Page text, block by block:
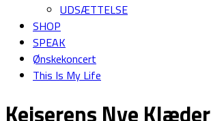
UDSÆTTELSE
SHOP
SPEAK
Ønskekoncert
This Is My Life